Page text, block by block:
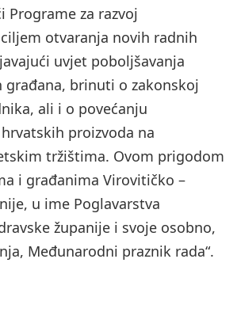
Programe za razvoj
otvaranja novih radnih
uvjet poboljšavanja
građana, brinuti o zakonskoj
ali i o povećanju
proizvoda na
tržištima. Ovom prigodom
i građanima Virovitičko –
u ime Poglavarstva
županije i svoje osobno,
Međunarodni praznik rada“.